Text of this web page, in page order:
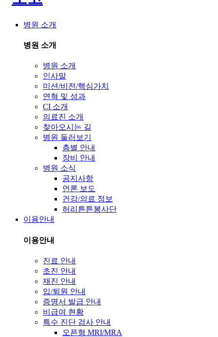
병원 소개
병원 소개
병원 소개
인사말
미션/비전/핵심가치
연혁 및 성과
CI 소개
의료진 소개
찾아오시는 길
병원 둘러보기
층별 안내
장비 안내
병원 소식
공지사항
언론 보도
건강/의료 정보
허리튼튼봉사단
이용안내
이용안내
진료 안내
초진 안내
재진 안내
입/퇴원 안내
증명서 발급 안내
비급여 현황
특수 진단 검사 안내
오픈형 MRI/MRA